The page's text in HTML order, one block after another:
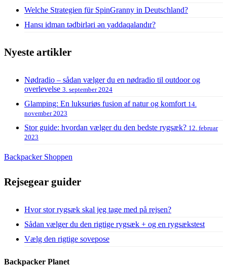
Welche Strategien für SpinGranny in Deutschland?
Hansı idman tədbirləri ən yaddaqalandır?
Nyeste artikler
Nødradio – sådan vælger du en nødradio til outdoor og
overlevelse 3. september 2024
Glamping: En luksuriøs fusion af natur og komfort 14.
november 2023
Stor guide: hvordan vælger du den bedste rygsæk? 12. februar
2023
Backpacker Shoppen
Rejsegear guider
Hvor stor rygsæk skal jeg tage med på rejsen?
Sådan vælger du den rigtige rygsæk + og en rygsækstest
Vælg den rigtige sovepose
Backpacker Planet